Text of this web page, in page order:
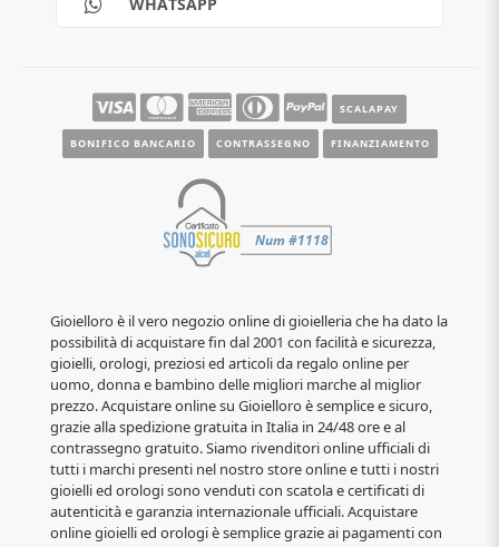
SCALAPAY
BONIFICO BANCARIO CONTRASSEGNO FINANZIAMENTO
Gioielloro è il vero negozio online di gioielleria che ha dato la
possibilità di acquistare fin dal 2001 con facilità e sicurezza,
gioielli, orologi, preziosi ed articoli da regalo online per
uomo, donna e bambino delle migliori marche al miglior
prezzo. Acquistare online su Gioielloro è semplice e sicuro,
grazie alla spedizione gratuita in Italia in 24/48 ore e al
contrassegno gratuito. Siamo rivenditori online ufficiali di
tutti i marchi presenti nel nostro store online e tutti i nostri
gioielli ed orologi sono venduti con scatola e certificati di
autenticità e garanzia internazionale ufficiali. Acquistare
online gioielli ed orologi è semplice grazie ai pagamenti con